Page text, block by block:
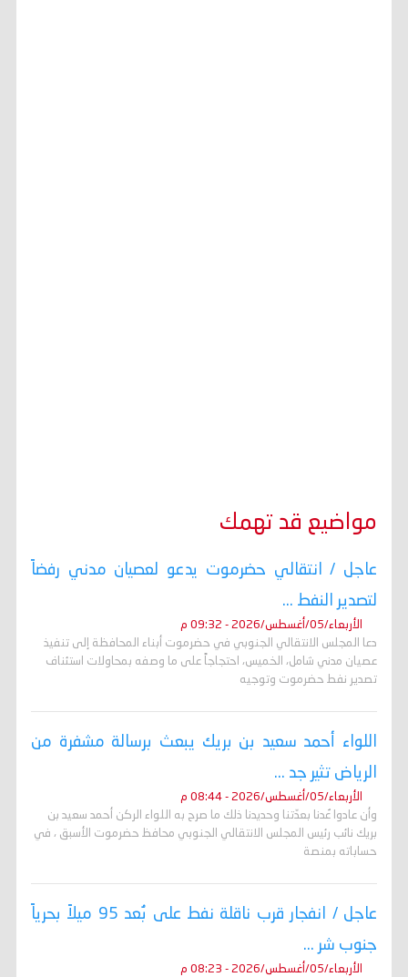
مواضيع قد تهمك
عاجل / انتقالي حضرموت يدعو لعصيان مدني رفضاً
لتصدير النفط ...
الأربعاء/05/أغسطس/2026 - 09:32 م
دعا المجلس الانتقالي الجنوبي في حضرموت أبناء المحافظة إلى تنفيذ
عصيان مدني شامل، الخميس، احتجاجاً على ما وصفه بمحاولات استئناف
تصدير نفط حضرموت وتوجيه
اللواء أحمد سعيد بن بريك يبعث برسالة مشفرة من
الرياض تثير جد ...
الأربعاء/05/أغسطس/2026 - 08:44 م
وأن عادوا عُدنا بعدّتنا وحديدنا ذلك ما صرح به اللواء الركن أحمد سعيد بن
بريك نائب رئيس المجلس الانتقالي الجنوبي محافظ حضرموت الأسبق ، في
حساباته بمنصة
عاجل / انفجار قرب ناقلة نفط على بُعد 95 ميلاً بحرياً
جنوب شر ...
الأربعاء/05/أغسطس/2026 - 08:23 م